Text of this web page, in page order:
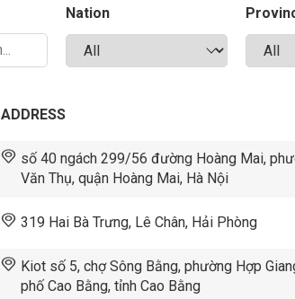
Nation
ADDRESS
số 40 ngách 299/56 đường Hoàng Mai,
Văn Thụ, quận Hoàng Mai, Hà Nội
319 Hai Bà Trưng, Lê Chân, Hải Phòng
Kiot số 5, chợ Sông Bằng, phường Hợp
phố Cao Bằng, tỉnh Cao Bằng